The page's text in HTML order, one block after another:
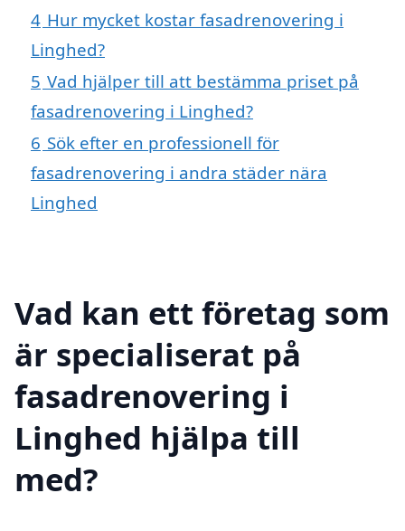
4 Hur mycket kostar fasadrenovering i
Linghed?
5 Vad hjälper till att bestämma priset på
fasadrenovering i Linghed?
6 Sök efter en professionell för
fasadrenovering i andra städer nära
Linghed
Vad kan ett företag som
är specialiserat på
fasadrenovering i
Linghed hjälpa till
med?